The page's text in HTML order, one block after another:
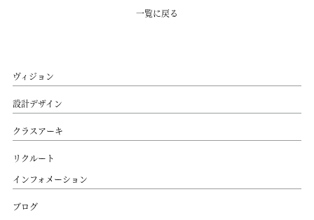
一覧に戻る
ヴィジョン
設計デザイン
クラスアーキ
リクルート
インフォメーション
ブログ